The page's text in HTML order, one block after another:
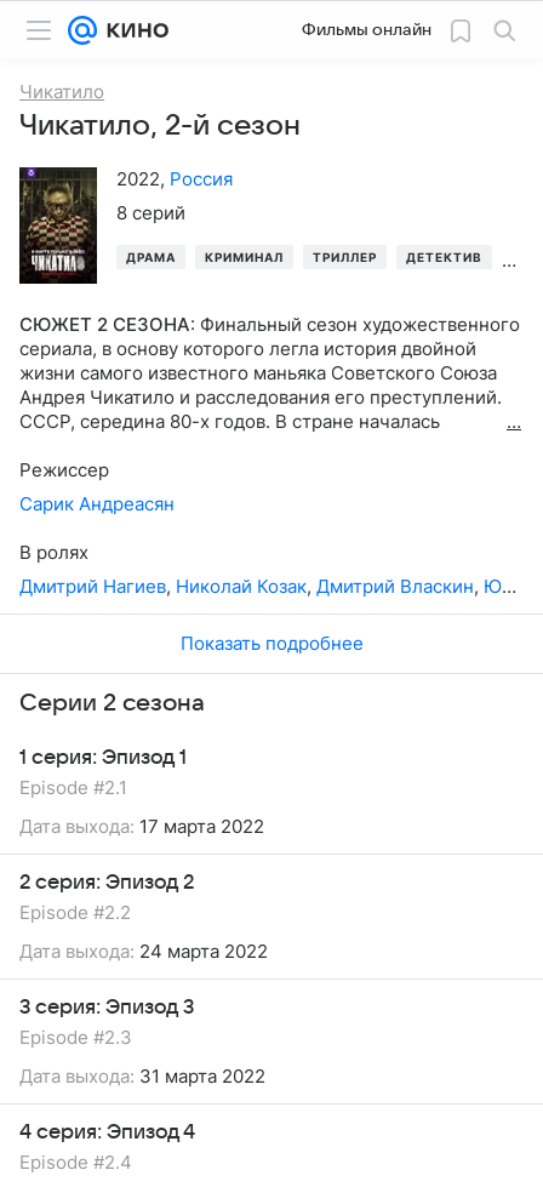
Фильмы онлайн
Чикатило
Чикатило, 2-й сезон
2022, Россия
8 серий
ДРАМА КРИМИНАЛ ТРИЛЛЕР ДЕТЕКТИВ
СЮЖЕТ 2 СЕЗОНА: Финальный сезон художественного
сериала, в основу которого легла история двойной
жизни самого известного маньяка Советского Союза
Андрея Чикатило и расследования его преступлений.
СССР, середина 80-х годов. В стране началась
на местах до этого еще очень далеко. Маньяк,
известный в народе как «Ростовский потрошитель»,
продолжает совершать преступления, и следственные
группы полковника Ковалева и прибывшего на смену
Кесаеву полковника Брагина прикладывают все усилия,
чтобы вычислить его, однако между коллегами нет
согласия и слаженности. Давнее противостояние вновь
набирает обороты.
Режиссер
Сарик Андреасян
В ролях
Дмитрий Нагиев, Николай Козак, Дмитрий Власкин, Юлия Афанасьева
Показать подробнее
Серии 2 сезона
1 серия: Эпизод 1
Episode #2.1
Дата выхода: 17 марта 2022
2 серия: Эпизод 2
Episode #2.2
Дата выхода: 24 марта 2022
3 серия: Эпизод 3
Episode #2.3
Дата выхода: 31 марта 2022
4 серия: Эпизод 4
Episode #2.4